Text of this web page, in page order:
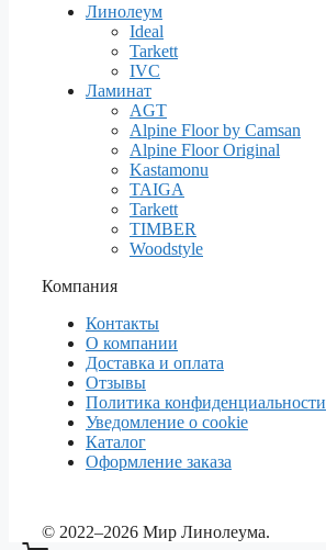
Линолеум
Ideal
Tarkett
IVC
Ламинат
AGT
Alpine Floor by Camsan
Alpine Floor Original
Kastamonu
TAIGA
Tarkett
TIMBER
Woodstyle
Компания
Контакты
О компании
Доставка и оплата
Отзывы
Политика конфиденциальности
Уведомление о cookie
Каталог
Оформление заказа
© 2022–2026 Мир Линолеума.